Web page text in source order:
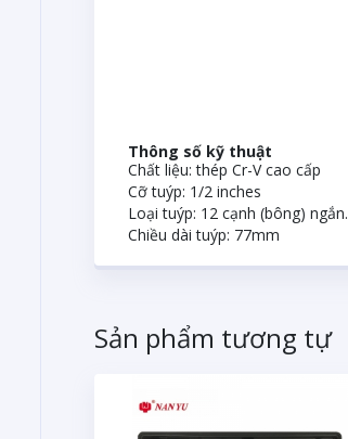
Thông số kỹ thuật
Chất liệu: thép Cr-V cao cấp
Cỡ tuýp: 1/2 inches
Loại tuýp: 12 cạnh (bông) ngắn.
Chiều dài tuýp: 77mm
Sản phẩm tương tự